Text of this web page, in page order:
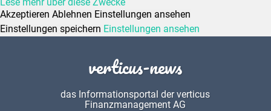
Akzeptieren Ablehnen Einstellungen ansehen
Einstellungen speichern Einstellungen ansehen
verticus-news
das Informationsportal der verticus
Finanzmanagement AG